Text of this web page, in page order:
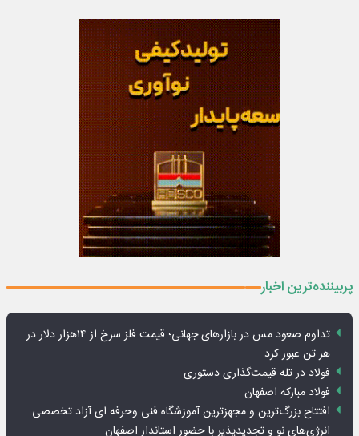
پربیننده‌ترین اخبار
تداوم صعود مس در بازارهای جهانی؛ قیمت فلز سرخ از ۱۴هزار دلار در
هر تن عبور کرد
فولاد در تله قیمت‌گذاری دستوری
فولاد مبارکه اصفهان
افتتاح بزرگ‌ترین و مجهزترین آموزشگاه فنی وحرفه ای آزاد تخصصی
انرژی‌های نو و تجدیدپذیر با حضور استاندار اصفهان